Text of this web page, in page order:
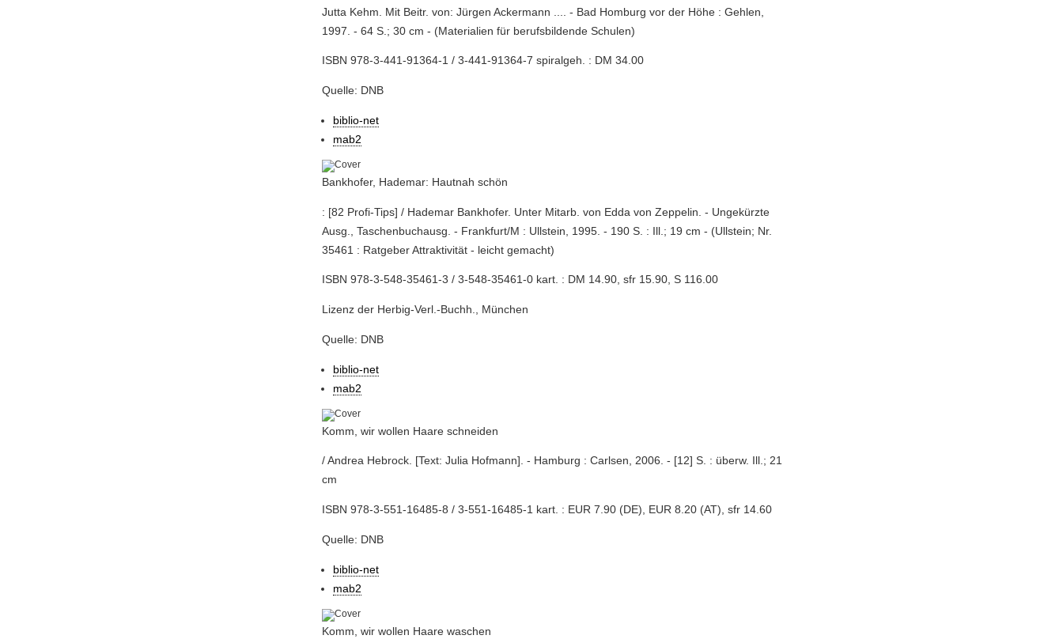
Jutta Kehm. Mit Beitr. von: Jürgen Ackermann .... - Bad Homburg vor der Höhe : Gehlen,
1997. - 64 S.; 30 cm - (Materialien für berufsbildende Schulen)
ISBN 978-3-441-91364-1 / 3-441-91364-7 spiralgeh. : DM 34.00
Quelle: DNB
biblio-net
mab2
Bankhofer, Hademar: Hautnah schön
: [82 Profi-Tips] / Hademar Bankhofer. Unter Mitarb. von Edda von Zeppelin. - Ungekürzte
Ausg., Taschenbuchausg. - Frankfurt/M : Ullstein, 1995. - 190 S. : Ill.; 19 cm - (Ullstein; Nr.
35461 : Ratgeber Attraktivität - leicht gemacht)
ISBN 978-3-548-35461-3 / 3-548-35461-0 kart. : DM 14.90, sfr 15.90, S 116.00
Lizenz der Herbig-Verl.-Buchh., München
Quelle: DNB
biblio-net
mab2
Komm, wir wollen Haare schneiden
/ Andrea Hebrock. [Text: Julia Hofmann]. - Hamburg : Carlsen, 2006. - [12] S. : überw. Ill.; 21
cm
ISBN 978-3-551-16485-8 / 3-551-16485-1 kart. : EUR 7.90 (DE), EUR 8.20 (AT), sfr 14.60
Quelle: DNB
biblio-net
mab2
Komm, wir wollen Haare waschen